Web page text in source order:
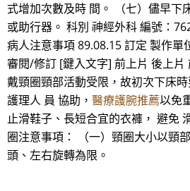
式增加次數及時 間。 （七）儘早下
或助行器。 科別 神經外科 編號：
病人注意事項 89.08.15 訂定 製作單
審閱/修訂 [鍵入文字] 前上片 後上片
戴頸圈頸部活動受限，故初次下床
護理人 員 協助， 醫療護腕推薦以免
止滑鞋子、長短合宜的衣褲， 避免
圈注意事項： （一）頸圈大小以頸
頭、左右旋轉為限。